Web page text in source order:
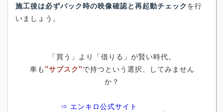
施工後は必ずバック時の映像確認と再起動チェック を行
いましょう。
「買う」より「借りる」が賢い時代。
車も"サブスク"で持つという選択、してみません
か？
⇒ エンキロ公式サイト